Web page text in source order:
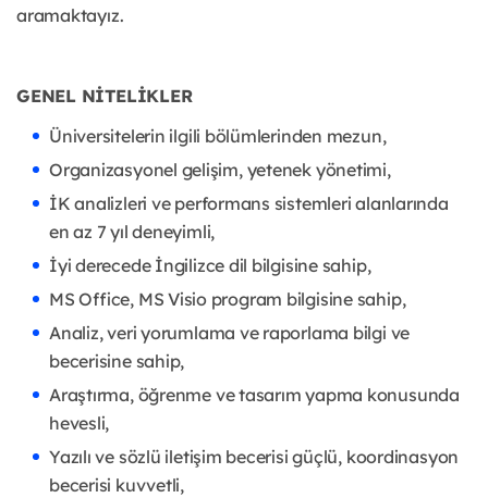
aramaktayız.
GENEL NİTELİKLER
Üniversitelerin ilgili bölümlerinden mezun,
Organizasyonel gelişim, yetenek yönetimi,
İK analizleri ve performans sistemleri alanlarında
en az 7 yıl deneyimli,
İyi derecede İngilizce dil bilgisine sahip,
MS Office, MS Visio program bilgisine sahip,
Analiz, veri yorumlama ve raporlama bilgi ve
becerisine sahip,
Araştırma, öğrenme ve tasarım yapma konusunda
hevesli,
Yazılı ve sözlü iletişim becerisi güçlü, koordinasyon
becerisi kuvvetli,